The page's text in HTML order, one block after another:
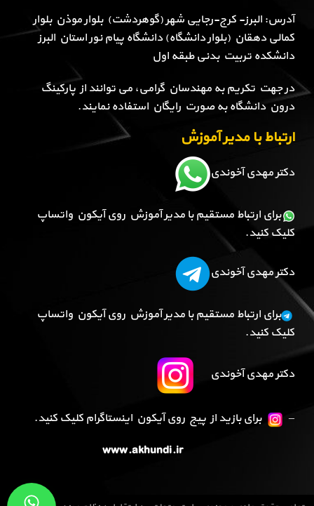
آدرس: البرز- کرج-رجایی شهر (گوهردشت) بلوار موذن بلوار
کمالی دهقان (بلوار دانشگاه) دانشگاه پیام نور استان البرز
دانشکده تربیت بدنی طبقه اول
در جهت تکریم به مهندسان گرامی، می توانند از پارکینگ
درون دانشگاه به صورت رایگان استفاده نمایند.
ارتباط با مدیر آموزش
دکتر مهدی آخوندی
برای ارتباط مستقیم با مدیر آموزش روی آیکون واتساپ
کلیک کنید.
دکتر مهدی آخوندی
برای ارتباط مستقیم با مدیر آموزش روی آیکون واتساپ
کلیک کنید.
دکتر مهدی آخوندی
–
برای بازید از پیج روی آیکون اینستاگرام کلیک کنید.
www.akhundi.ir